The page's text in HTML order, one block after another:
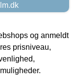
og anmeldt
prisniveau,